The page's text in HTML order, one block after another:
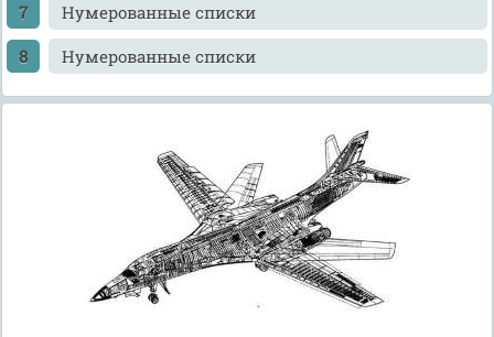
Нумерованные списки
Нумерованные списки